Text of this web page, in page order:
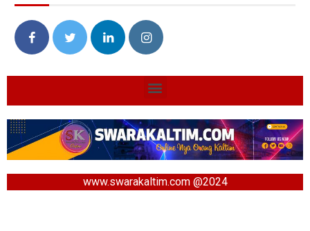
www.swarakaltim.com @2024